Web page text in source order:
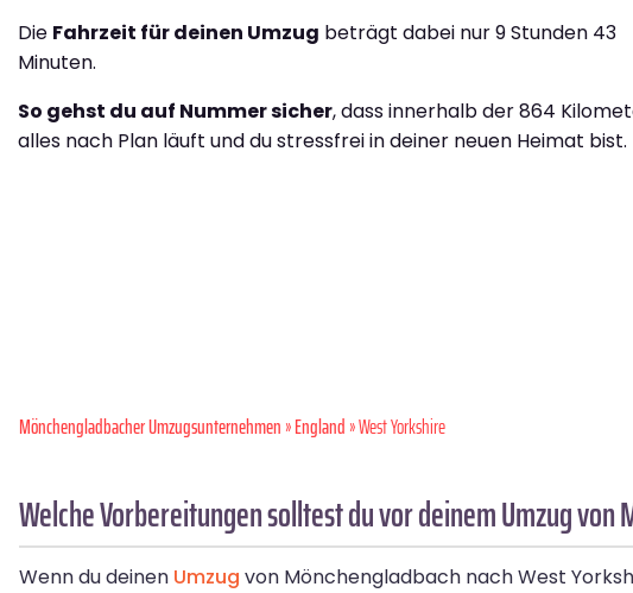
Die Fahrzeit für deinen Umzug beträgt dabei nur 9 Stunden 43
Minuten.
So gehst du auf Nummer sicher, dass innerhalb der 864
alles nach Plan läuft und du stressfrei in deiner neuen Heimat bist.
Mönchen­gladbacher Umzugsunternehmen»England» West Yorkshire
Welche Vorbereitungen solltest du vor deinem Umzug
Wenn du deinen Umzug von Mönchengladbach nach West